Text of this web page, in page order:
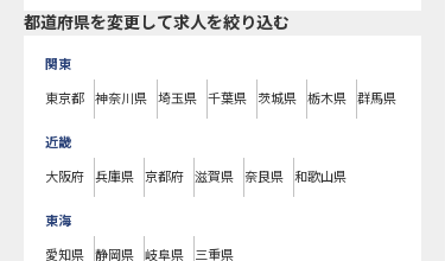
都道府県を変更して求人を絞り込む
関東
東京都 神奈川県 埼玉県 千葉県 茨城県 栃木県 群馬県
近畿
大阪府 兵庫県 京都府 滋賀県 奈良県 和歌山県
東海
愛知県 静岡県 岐阜県 三重県